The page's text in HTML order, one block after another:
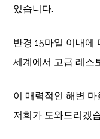
있습니다.
반경 15마일 이내에
세계에서 고급 레스
이 매력적인 해변
저희가 도와드리겠